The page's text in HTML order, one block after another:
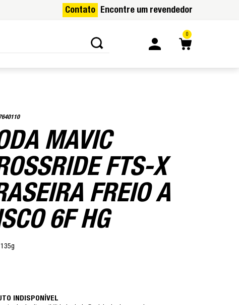
Contato Encontre um revendedor
0
MAVIC
FTS-X
FREIO A
6F HG